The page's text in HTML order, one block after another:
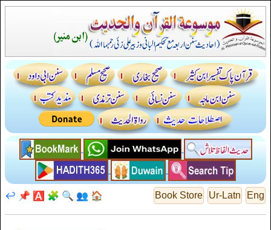
Eng
Ur-Latn
Book Store
🏠
👥
🔍
🧩
🅰️
📌
↩️